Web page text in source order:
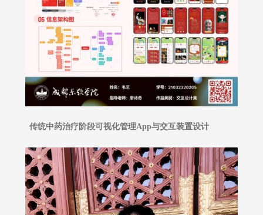
传统中药治疗阶段可视化管理App与交互装置设计